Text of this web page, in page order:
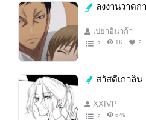
ลงงานวาดก
เปยาอินาก้า
2 1K 2
สวัสดีเกวลิน
XXIVP
2 649